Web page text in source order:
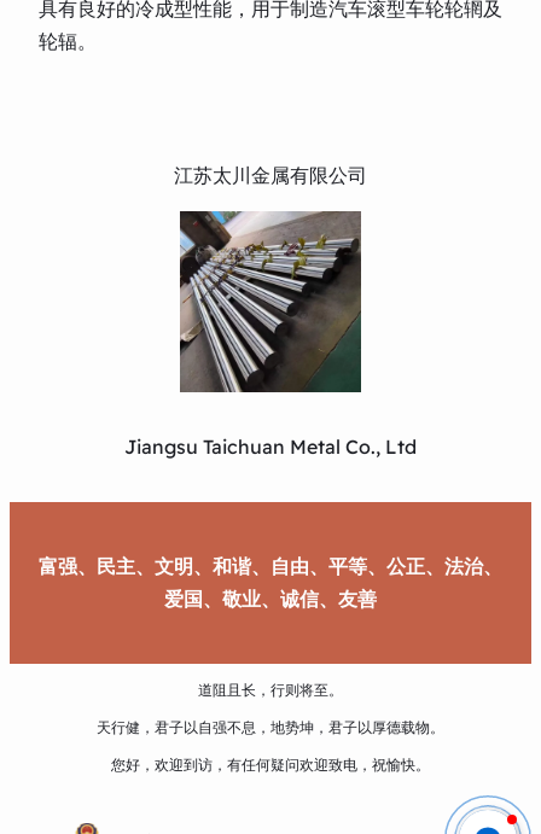
具有良好的冷成型性能，用于制造汽车滚型车轮轮辋及
轮辐。
江苏太川金属有限公司
Jiangsu Taichuan Metal Co., Ltd
富强、民主、文明、和谐、自由、平等、公正、法治、
爱国、敬业、诚信、友善
道阻且长，行则将至。
天行健，君子以自强不息，地势坤，君子以厚德载物。
您好，欢迎到访，有任何疑问欢迎致电，祝愉快。